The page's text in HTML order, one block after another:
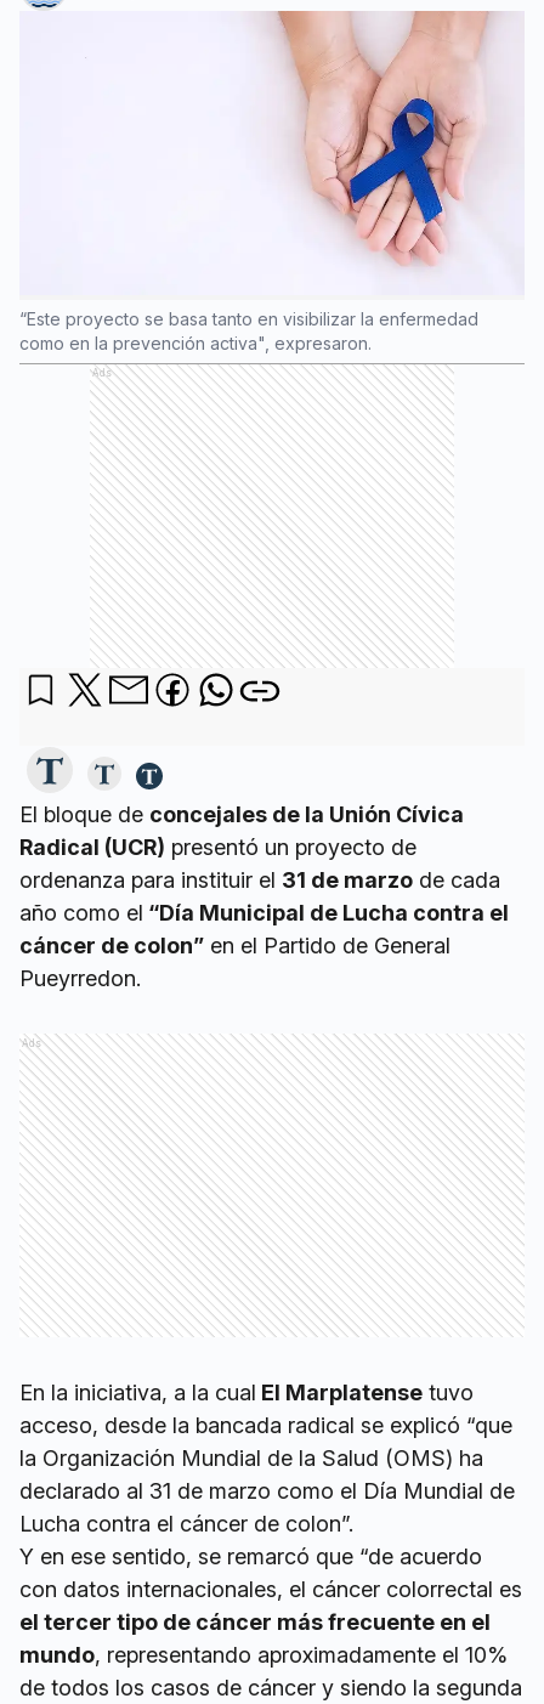
“Este proyecto se basa tanto en visibilizar la enfermedad
como en la prevención activa", expresaron.
Ads
El bloque de concejales de la Unión Cívica
Radical (UCR) presentó un proyecto de
ordenanza para instituir el 31 de marzo de cada
año como el “Día Municipal de Lucha contra el
cáncer de colon” en el Partido de General
Pueyrredon.
Ads
En la iniciativa, a la cual El Marplatense tuvo
acceso, desde la bancada radical se explicó “que
la Organización Mundial de la Salud (OMS) ha
declarado al 31 de marzo como el Día Mundial de
Lucha contra el cáncer de colon”.
Y en ese sentido, se remarcó que “de acuerdo
con datos internacionales, el cáncer colorrectal es
el tercer tipo de cáncer más frecuente en el
mundo, representando aproximadamente el 10%
de todos los casos de cáncer y siendo la segunda